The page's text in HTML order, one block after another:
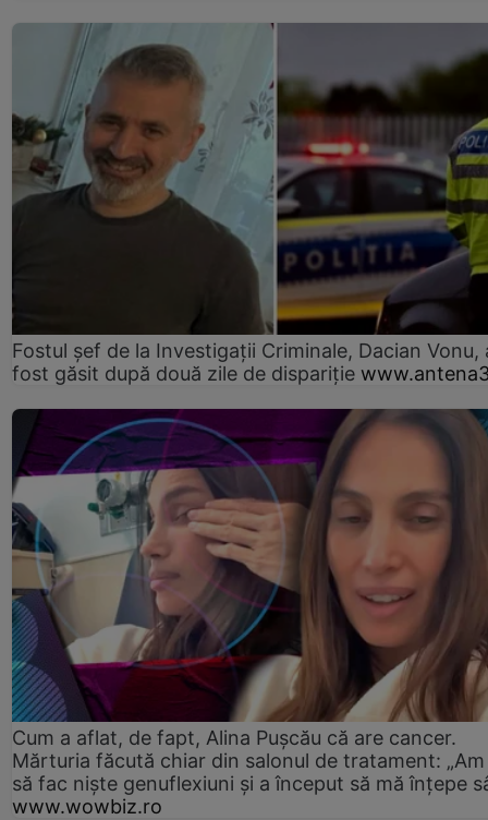
Fostul șef de la Investigații Criminale, Dacian Vonu,
fost găsit după două zile de dispariţie
Cum a aflat, de fapt, Alina Pușcău că are cancer.
Mărturia făcută chiar din salonul de tratament:
să fac niște genuflexiuni și a început să mă înțepe
www.wowbiz.ro